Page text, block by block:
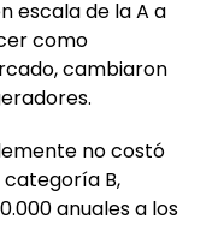
escala de la A a
como
cambiaron
no costó
categoría B,
anuales a los